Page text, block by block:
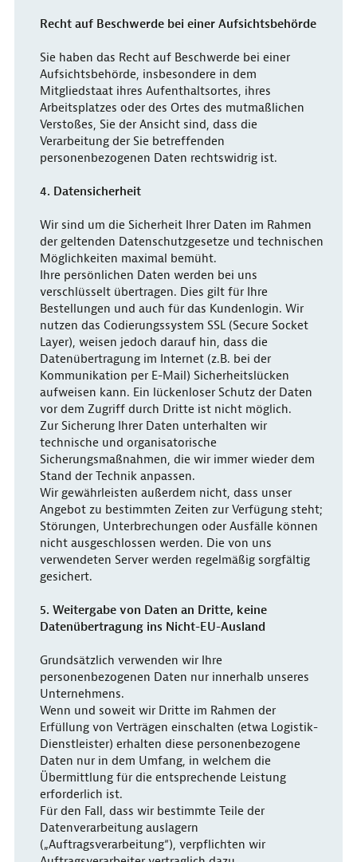
Recht auf Beschwerde bei einer Aufsichtsbehörde
Sie haben das Recht auf Beschwerde bei einer
Aufsichtsbehörde, insbesondere in dem
Mitgliedstaat ihres Aufenthaltsortes, ihres
Arbeitsplatzes oder des Ortes des mutmaßlichen
Verstoßes, Sie der Ansicht sind, dass die
Verarbeitung der Sie betreffenden
personenbezogenen Daten rechtswidrig ist.
4. Datensicherheit
Wir sind um die Sicherheit Ihrer Daten im Rahmen
der geltenden Datenschutzgesetze und technischen
Möglichkeiten maximal bemüht.
Ihre persönlichen Daten werden bei uns
verschlüsselt übertragen. Dies gilt für Ihre
Bestellungen und auch für das Kundenlogin. Wir
nutzen das Codierungssystem SSL (Secure Socket
Layer), weisen jedoch darauf hin, dass die
Datenübertragung im Internet (z.B. bei der
Kommunikation per E-Mail) Sicherheitslücken
aufweisen kann. Ein lückenloser Schutz der Daten
vor dem Zugriff durch Dritte ist nicht möglich.
Zur Sicherung Ihrer Daten unterhalten wir
technische und organisatorische
Sicherungsmaßnahmen, die wir immer wieder dem
Stand der Technik anpassen.
Wir gewährleisten außerdem nicht, dass unser
Angebot zu bestimmten Zeiten zur Verfügung steht;
Störungen, Unterbrechungen oder Ausfälle können
nicht ausgeschlossen werden. Die von uns
verwendeten Server werden regelmäßig sorgfältig
gesichert.
5. Weitergabe von Daten an Dritte, keine
Datenübertragung ins Nicht-EU-Ausland
Grundsätzlich verwenden wir Ihre
personenbezogenen Daten nur innerhalb unseres
Unternehmens.
Wenn und soweit wir Dritte im Rahmen der
Erfüllung von Verträgen einschalten (etwa Logistik-
Dienstleister) erhalten diese personenbezogene
Daten nur in dem Umfang, in welchem die
Übermittlung für die entsprechende Leistung
erforderlich ist.
Für den Fall, dass wir bestimmte Teile der
Datenverarbeitung auslagern
(„Auftragsverarbeitung“), verpflichten wir